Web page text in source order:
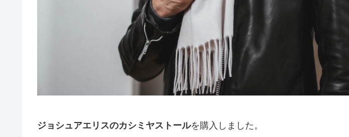
ジョシュアエリスのカシミヤストールを購入しました。